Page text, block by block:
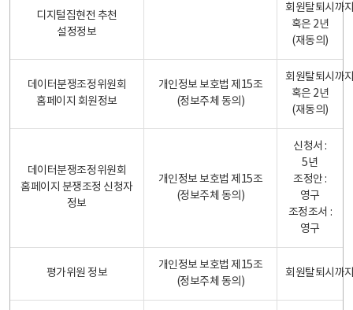
디지털집현전 추천
설정정보
회원탈퇴시까
혹은 2년
(재동의)
데이터분쟁조정위원회
홈페이지 회원정보
개인정보 보호법 제15조
(정보주체 동의)
회원탈퇴시까
혹은 2년
(재동의)
데이터분쟁조정위원회
홈페이지 분쟁조정 신청자
정보
개인정보 보호법 제15조
(정보주체 동의)
신청서 :
5년
조정안 :
영구
조정조서 :
영구
평가위원 정보
개인정보 보호법 제15조
(정보주체 동의)
회원탈퇴시까